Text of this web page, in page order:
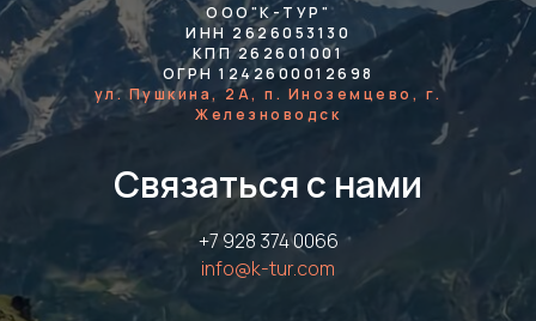
ООО"К-ТУР"
ИНН 2626053130
КПП 262601001
ОГРН 1242600012698
ул. Пушкина, 2А, п. Иноземцево, г.
Железноводск
Связаться с нами
+7 928 374 0066
info@k-tur.com